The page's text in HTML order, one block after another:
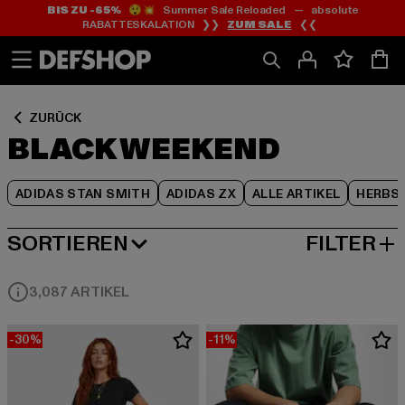
Zum
Inhalt
springen
Zum
Fußzeile
springen
BIS ZU -65%😲💥 Summer Sale Reloaded — absolute
RABATTESKALATION ❯❯ ZUM SALE ❮❮
ZURÜCK
BLACK WEEKEND
ADIDAS STAN SMITH ADIDAS ZX ALLE ARTIKEL
Zum
Produktraster
springen
SORTIEREN
BELIEBTESTE FILTER
3,087 ARTIKEL
-30% -11%